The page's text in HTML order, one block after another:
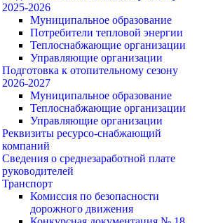
2025-2026
Муниципальное образование
Потребители тепловой энергии
Теплоснабжающие организации
Управляющие организации
Подготовка к отопительному сезону
2026-2027
Муниципальное образование
Теплоснабжающие организации
Управляющие организации
Реквизиты ресурсо-снабжающий
компаний
Сведения о среднезаработной плате
руководителей
Транспорт
Комиссия по безопасности
дорожного движения